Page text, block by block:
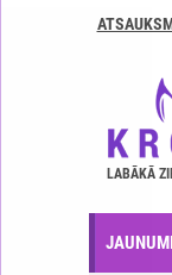
GARANTIJAS
apmaksāt?
LABĀKĀ
JAUNUMI